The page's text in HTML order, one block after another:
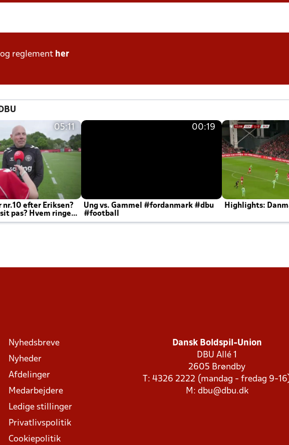
reglement her
05:11
nr.10 efter Eriksen?
pas? Hvem ringer
efter kampe?
00:19
Ung vs. Gammel #fordanmark #dbu
#football
Highlights:
Nyhedsbreve
Nyheder
Afdelinger
Medarbejdere
Ledige stillinger
Privatlivspolitik
Cookiepolitik
Dansk Boldspil-Union
DBU Allé 1
2605 Brøndby
T: 4326 2222 (mandag - fredag 9-
M: dbu@dbu.dk